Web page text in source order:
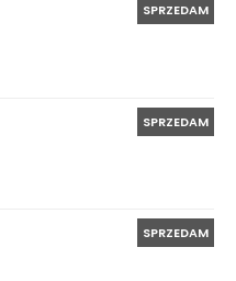
SPRZEDAM
SPRZEDAM
SPRZEDAM